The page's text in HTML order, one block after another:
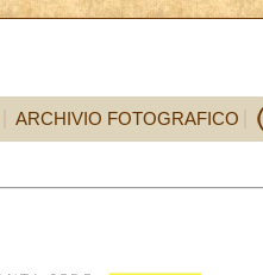
ARCHIVIO FOTOGRAFICO